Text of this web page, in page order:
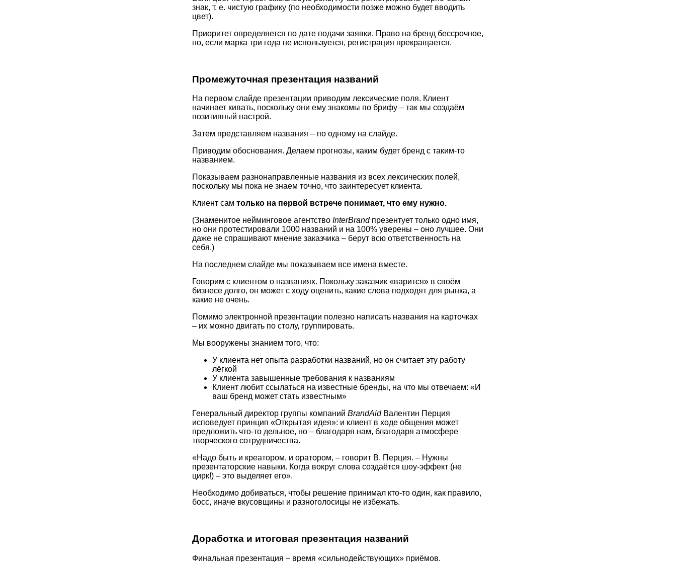
знак, т. е. чистую графику (по необходимости позже можно будет вводить
цвет).
Приоритет определяется по дате подачи заявки. Право на бренд бессрочное,
но, если марка три года не используется, регистрация прекращается.
Промежуточная презентация названий
На первом слайде презентации приводим лексические поля. Клиент
начинает кивать, поскольку они ему знакомы по брифу – так мы создаём
позитивный настрой.
Затем представляем названия – по одному на слайде.
Приводим обоснования. Делаем прогнозы, каким будет бренд с таким-то
названием.
Показываем разнонаправленные названия из всех лексических полей,
поскольку мы пока не знаем точно, что заинтересует клиента.
Клиент сам только на первой встрече понимает, что ему нужно.
(Знаменитое нейминговое агентство InterBrandпрезентует только одно имя,
но они протестировали 1000 названий и на 100% уверены – оно лучшее. Они
даже не спрашивают мнение заказчика – берут всю ответственность на
себя.)
На последнем слайде мы показываем все имена вместе.
Говорим с клиентом о названиях. Покольку заказчик «варится» в своём
бизнесе долго, он может с ходу оценить, какие слова подходят для рынка, а
какие не очень.
Помимо электронной презентации полезно написать названия на карточках
– их можно двигать по столу, группировать.
Мы вооружены знанием того, что:
У клиента нет опыта разработки названий, но он считает эту работу
лёгкой
У клиента завышенные требования к названиям
Клиент любит ссылаться на известные бренды, на что мы отвечаем: «И
ваш бренд может стать известным»
Генеральный директор группы компаний BrandAidВалентин Перция
исповедует принцип «Открытая идея»: и клиент в ходе общения может
предложить что-то дельное, но – благодаря нам, благодаря атмосфере
творческого сотрудничества.
«Надо быть и креатором, и оратором, – говорит В. Перция. – Нужны
презентаторские навыки. Когда вокруг слова создаётся шоу-эффект (не
цирк!) – это выделяет его».
Необходимо добиваться, чтобы решение принимал кто-то один, как правило,
босс, иначе вкусовщины и разноголосицы не избежать.
Доработка и итоговая презентация названий
Финальная презентация – время «сильнодействующих» приёмов.